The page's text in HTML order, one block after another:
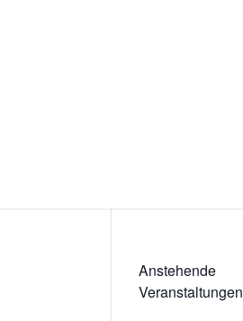
Anstehende
Veranstaltungen